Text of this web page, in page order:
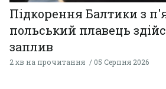
Підкорення Балтики з
польський плавець
заплив
2 хв на прочитання 05 Серпня 2026